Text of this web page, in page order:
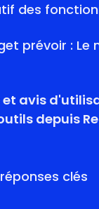
des
prévoir : Le
et avis
depuis
réponses clés